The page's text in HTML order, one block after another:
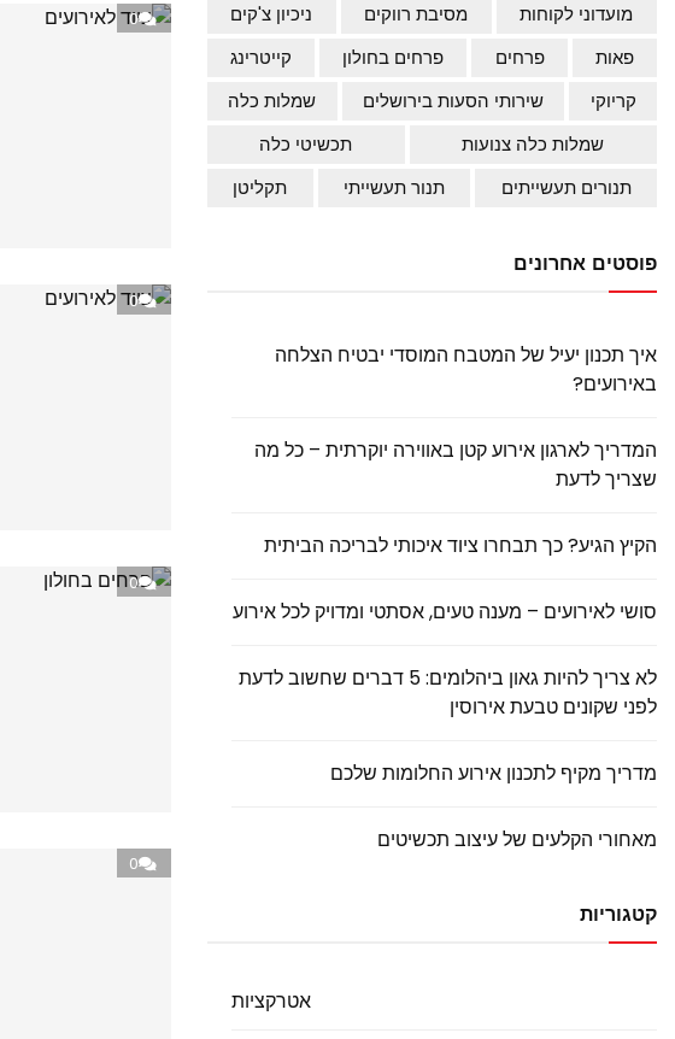
מועדוני לקוחות
מסיבת רווקים
ניכיון צ'קים
פאות
פרחים פרחים בחולון
קייטרינג
קריוקי
שירותי הסעות בירושלים
שמלות כלה
שמלות כלה צנועות
תכשיטי כלה
תנורים תעשייתים
תנור תעשייתי תקליטן
פוסטים אחרונים
איך תכנון יעיל של המטבח המוסדי יבטיח הצלחה
באירועים?
המדריך לארגון אירוע קטן באווירה יוקרתית – כל מה
שצריך לדעת
הקיץ הגיע? כך תבחרו ציוד איכותי לבריכה הביתית
סושי לאירועים – מענה טעים, אסתטי ומדויק לכל אירוע
לא צריך להיות גאון ביהלומים: 5 דברים שחשוב לדעת
לפני שקונים טבעת אירוסין
מדריך מקיף לתכנון אירוע החלומות שלכם
מאחורי הקלעים של עיצוב תכשיטים
קטגוריות
אטרקציות
0
0
0
0